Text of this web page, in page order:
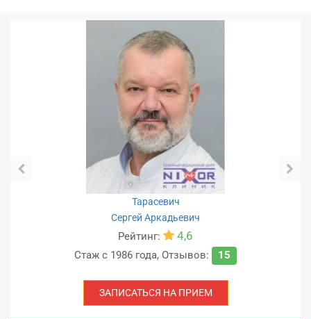
Тарасевич
Сергей Аркадьевич
Рейтинг: 4,6
Стаж с 1986 года, Отзывов: 15
ЗАПИСАТЬСЯ НА ПРИЕМ